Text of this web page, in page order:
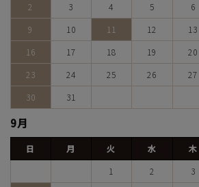
2
3 4 5 6
9
10 11 12 13
16
17 18 19 20
23
24 25 26 27
30
31
9月
日 月 火 水 木
1
2 3